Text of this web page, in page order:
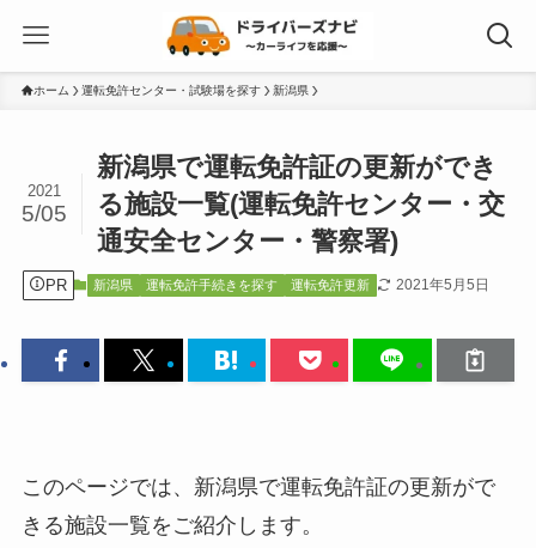
ホーム 運転免許センター・試験場を探す 新潟県
新潟県で運転免許証の更新ができ
る施設一覧(運転免許センター・交
通安全センター・警察署)
2021
5/05
PR 新潟県 運転免許手続きを探す 運転免許更新 2021年5月5日
このページでは、新潟県で運転免許証の更新がで
きる施設一覧をご紹介します。